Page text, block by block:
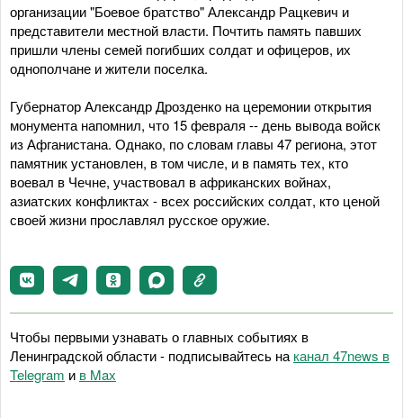
организации "Боевое братство" Александр Рацкевич и
представители местной власти. Почтить память павших
пришли члены семей погибших солдат и офицеров, их
однополчане и жители поселка.
Губернатор Александр Дрозденко на церемонии открытия
монумента напомнил, что 15 февраля -- день вывода войск
из Афганистана. Однако, по словам главы 47 региона, этот
памятник установлен, в том числе, и в память тех, кто
воевал в Чечне, участвовал в африканских войнах,
азиатских конфликтах - всех российских солдат, кто ценой
своей жизни прославлял русское оружие.
Чтобы первыми узнавать о главных событиях в
Ленинградской области - подписывайтесь на канал 47news в
Telegram и в Maх